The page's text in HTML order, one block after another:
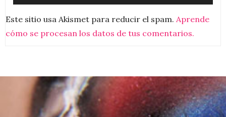
Este sitio usa Akismet para reducir el spam. Aprende
cómo se procesan los datos de tus comentarios.